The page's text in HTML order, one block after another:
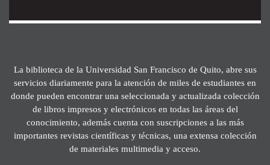
La biblioteca de la Universidad San Francisco de Quito, abre sus
servicios diariamente para la atención de miles de estudiantes en
donde pueden encontrar una seleccionada y actualizada colección
de libros impresos y electrónicos en todas las áreas del
conocimiento, además cuenta con suscripciones a las más
importantes revistas científicas y técnicas, una extensa colección
de materiales multimedia y acceso.